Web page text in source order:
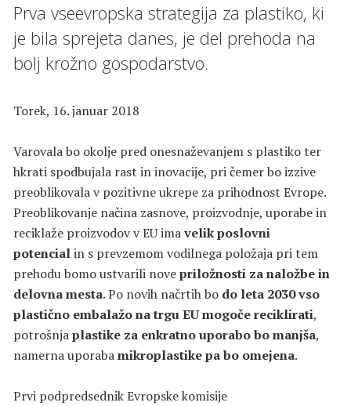
Prva vseevropska strategija za plastiko, ki
je bila sprejeta danes, je del prehoda na
bolj krožno gospodarstvo.
Torek, 16. januar 2018
Varovala bo okolje pred onesnaževanjem s plastiko ter
hkrati spodbujala rast in inovacije, pri čemer bo izzive
preoblikovala v pozitivne ukrepe za prihodnost Evrope.
Preoblikovanje načina zasnove, proizvodnje, uporabe in
reciklaže proizvodov v EU imavelik poslovni
potencialin s prevzemom vodilnega položaja pri tem
prehodu bomo ustvarili novepriložnosti za naložbe in
delovna mesta. Po novih načrtih bo do leta 2030 vso
plastično embalažo na trgu EU mogoče reciklirati,
potrošnjaplastike za enkratno uporabo bo manjša,
namerna uporabamikroplastike pa bo omejena.
Prvi podpredsednik Evropske komisije